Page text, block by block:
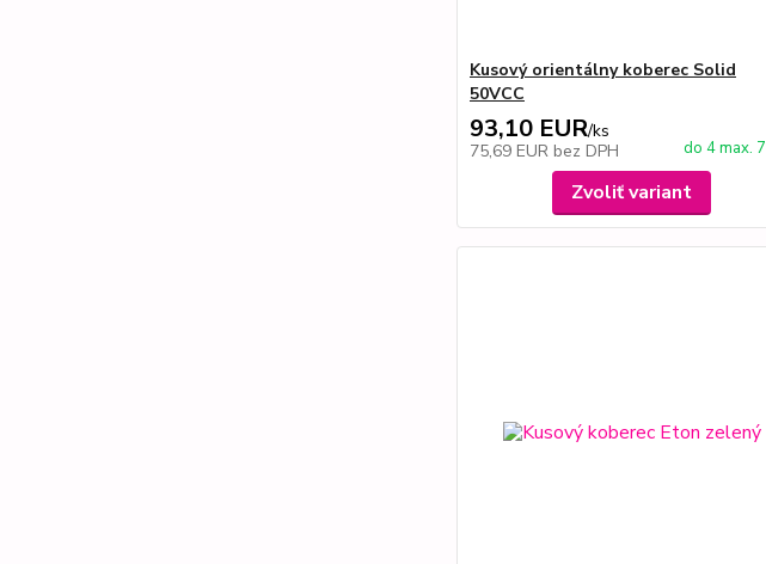
Kusový orientálny koberec Solid
50VCC
93,10 EUR/ks
75,69 EUR bez DPH do 4 max.
Zvoliť variant